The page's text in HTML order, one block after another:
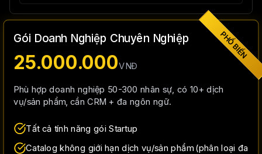
PHỔ BIẾN
Gói Doanh Nghiệp Chuyên Nghiệp
25.000.000VNĐ
Phù hợp doanh nghiệp 50-300 nhân sự, có 10+ dịch
vụ/sản phẩm, cần CRM + đa ngôn ngữ.
Tất cả tính năng gói Startup
Catalog không giới hạn dịch vụ/sản phẩm (phân loại đa